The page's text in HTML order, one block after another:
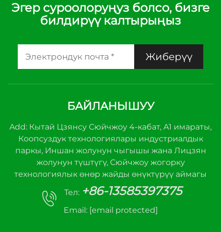
Эгер суроолоруңуз болсо, бизге
билдирүү калтырыңыз
Жиберүү
БАЙЛАНЫШУУ
Add: Кытай Цзянсу Сюйчжоу 4-кабат, А1 имараты,
Коопсуздук технологиялары индустриалдык
паркы, Иншан жолунун чыгышы жана Лицзян
жолунун түштүгү, Сюйчжоу жогорку
технологиялык өнөр жайды өнүктүрүү аймагы
Тел: +86-13585397375
Email: [email protected]